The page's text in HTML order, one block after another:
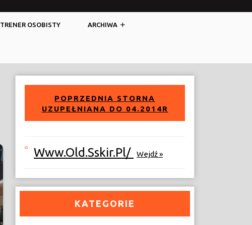
TRENER OSOBISTY ARCHIWA
POPRZEDNIA STORNA
UZUPEŁNIANA DO 04.2014R
Www.old.sskir.pl/ Wejdź »
KATEGORIE